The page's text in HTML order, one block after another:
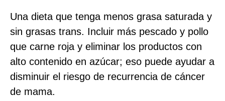
Una dieta que tenga menos grasa saturada y
sin grasas trans. Incluir más pescado y pollo
que carne roja y eliminar los productos con
alto contenido en azúcar; eso puede ayudar a
disminuir el riesgo de recurrencia de cáncer
de mama.